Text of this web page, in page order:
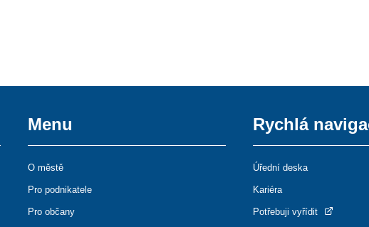
Menu
O městě
Pro podnikatele
Pro občany
Rychlá
Úřední deska
Kariéra
Potřebuji vyřídit